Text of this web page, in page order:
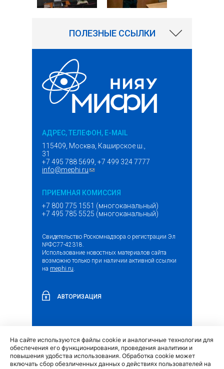
ПОЛЕЗНЫЕ ССЫЛКИ
АДРЕС, ТЕЛЕФОН, E-MAIL
115409, Москва, Каширское ш.,
31
+7 495 788 5699, +7 499 324 7777
info@mephi.ru(ссылка для отправки email)
ПРИЕМНАЯ КОМИССИЯ
+7 800 775 1551 (многоканальный)
+7 495 785 5525 (многоканальный)
Свидетельство Роскомнадзора о регистрации Эл
№ФС77-42318.
Использование новостных материалов сайта
возможно только при наличии активной ссылки
на mephi.ru
АВТОРИЗАЦИЯ
Обращение граждан и организаций (внешняя
ссылка)
На сайте используются файлы cookie и аналогичные технологии для
обеспечения его функционирования, проведения аналитики и
повышения удобства использования. Обработка cookie может
включать сбор обезличенных данных о действиях пользователей на